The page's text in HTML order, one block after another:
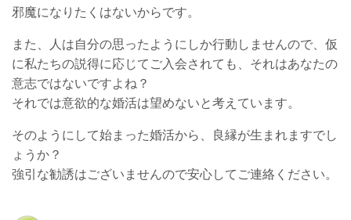
邪魔になりたくはないからです。
また、人は自分の思ったようにしか行動しませんので、仮
に私たちの説得に応じてご入会されても、それはあなたの
意志ではないですよね？
それでは意欲的な婚活は望めないと考えています。
そのようにして始まった婚活から、良縁が生まれますでし
ょうか？
強引な勧誘はございませんので安心してご連絡ください。